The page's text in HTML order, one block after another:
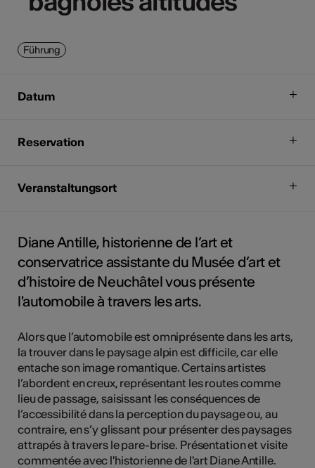
Führung
Datum
Reservation
Veranstaltungsort
Diane Antille, historienne de l’art et
conservatrice assistante du Musée d’art et
d’histoire de Neuchâtel vous présente
l'automobile à travers les arts.
Alors que l’automobile est omniprésente dans les arts,
la trouver dans le paysage alpin est difficile, car elle
entache son image romantique. Certains artistes
l’abordent en creux, représentant les routes comme
lieu de passage, saisissant les conséquences de
l’accessibilité dans la perception du paysage ou, au
contraire, en s’y glissant pour présenter des paysages
attrapés à travers le pare-brise. Présentation et visite
commentée avec l'historienne de l'art Diane Antille.